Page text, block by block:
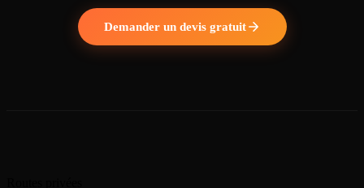
Demander un devis gratuit